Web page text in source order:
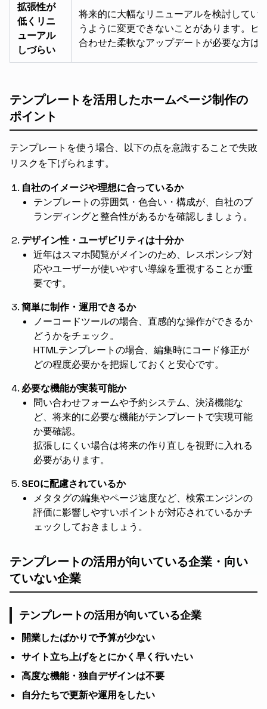
拡張性が
低くリニ
ューアル
しづらい
将来的に大幅なリニューアルを検討してい
うように変更できないことがあります。ビ
合わせた柔軟なアップデートが必要な方は
テンプレートを活用したホームページ制作の
ポイント
テンプレートを使う場合、以下の点を意識することで失敗
リスクを下げられます。
自社のイメージや理想に合っているか
テンプレートの雰囲気・色合い・構成が、自社のブ
ランディングと整合性があるかを確認しましょう。
デザイン性・ユーザビリティは十分か
近年はスマホ閲覧がメインのため、レスポンシブ対
応やユーザーが使いやすい導線を重視することが重
要です。
簡単に制作・運用できるか
ノーコードツールの場合、直感的な操作ができるか
どうかをチェック。
HTMLテンプレートの場合、編集時にコード修正が
どの程度必要かを把握しておくと安心です。
必要な機能が実装可能か
問い合わせフォームや予約システム、決済機能な
ど、将来的に必要な機能がテンプレートで実現可能
か要確認。
拡張しにくい場合は将来の作り直しを視野に入れる
必要があります。
SEOに配慮されているか
メタタグの編集やページ速度など、検索エンジンの
評価に影響しやすいポイントが対応されているかチ
ェックしておきましょう。
テンプレートの活用が向いている企業・向い
ていない企業
テンプレートの活用が向いている企業
開業したばかりで予算が少ない
サイト立ち上げをとにかく早く行いたい
高度な機能・独自デザインは不要
自分たちで更新や運用をしたい